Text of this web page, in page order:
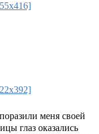
меня своей
глаз оказались